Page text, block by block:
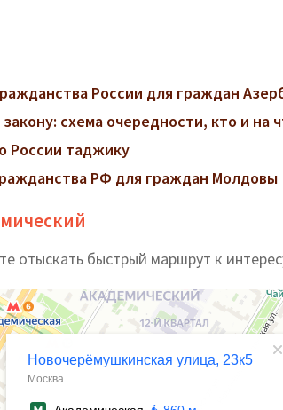
России для граждан
схема очередности, кто и на
России таджику
РФ для граждан Молдовы
отыскать быстрый маршрут к